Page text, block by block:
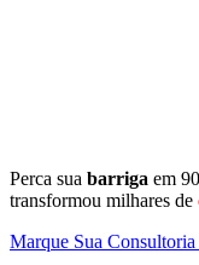
Perca sua barriga em
transformou milhares de
Marque Sua